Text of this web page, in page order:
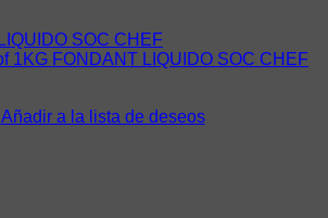
Añadir a la lista de deseos